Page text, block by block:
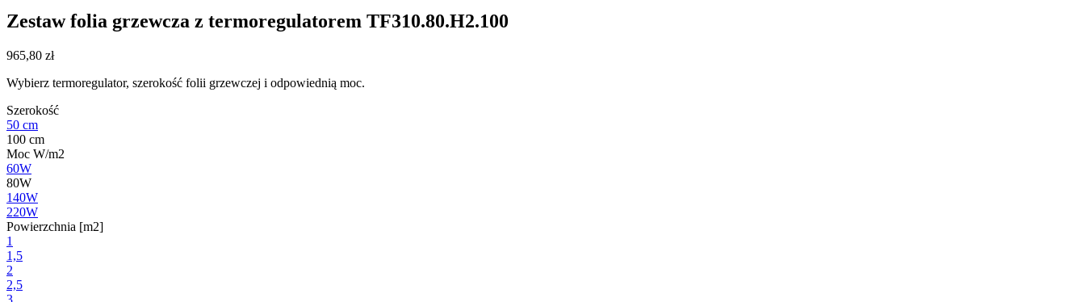
Zestaw folia grzewcza z termoregulatorem TF310.80.H2.100
965,80 zł
Wybierz termoregulator, szerokość folii grzewczej i odpowiednią moc.
Szerokość
50 cm
100 cm
Moc W/m2
60W
80W
140W
220W
Powierzchnia [m2]
1
1,5
2
2,5
3